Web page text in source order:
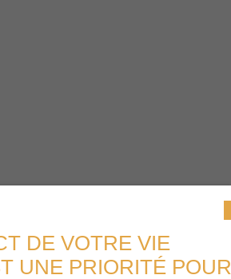
DE VOTRE VIE
UNE PRIORITÉ POUR